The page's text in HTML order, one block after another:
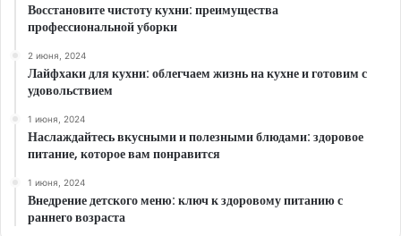
Восстановите чистоту кухни: преимущества
профессиональной уборки
2 июня, 2024
Лайфхаки для кухни: облегчаем жизнь на кухне и готовим с
удовольствием
1 июня, 2024
Наслаждайтесь вкусными и полезными блюдами: здоровое
питание, которое вам понравится
1 июня, 2024
Внедрение детского меню: ключ к здоровому питанию с
раннего возраста